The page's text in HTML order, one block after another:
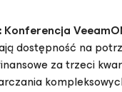
Konferencja
dostępność na
za trzeci